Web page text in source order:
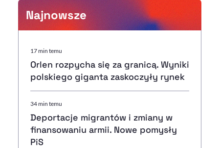
Najnowsze
17 min temu
Orlen rozpycha się za granicą. Wyniki
polskiego giganta zaskoczyły rynek
34 min temu
Deportacje migrantów i zmiany w
finansowaniu armii. Nowe pomysły
PiS